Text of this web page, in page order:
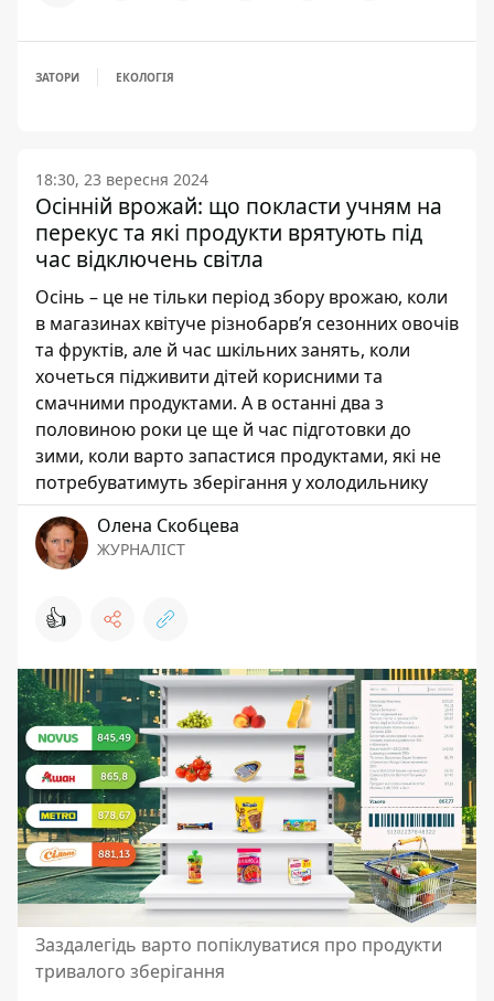
ЗАТОРИ ЕКОЛОГІЯ
18:30, 23 вересня 2024
Осінній врожай: що покласти учням на
перекус та які продукти врятують під
час відключень світла
Осінь – це не тільки період збору врожаю, коли
в магазинах квітуче різнобарв’я сезонних овочів
та фруктів, але й час шкільних занять, коли
хочеться підживити дітей корисними та
смачними продуктами. А в останні два з
половиною роки це ще й час підготовки до
зими, коли варто запастися продуктами, які не
потребуватимуть зберігання у холодильнику
Олена Скобцева
ЖУРНАЛІСТ
👍
Заздалегідь варто попіклуватися про продукти
тривалого зберігання